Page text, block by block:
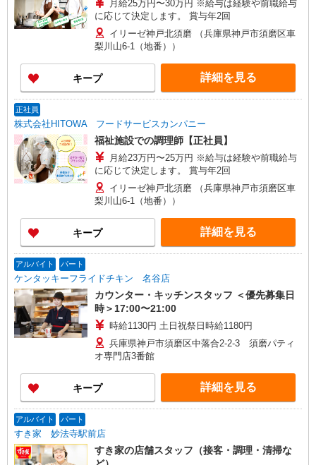
月給25万円〜30万円 ※給与は経験や前職給与
に応じて決定します。 賞与年2回
イリーゼ神戸北須磨 （兵庫県神戸市須磨区車
梨川山6-1（地番））
キープ 詳細を見る
正社員
株式会社HITOWA フードサービスカンパニー
福祉施設での調理師【正社員】
月給23万円〜25万円 ※給与は経験や前職給与
に応じて決定します。 賞与年2回
イリーゼ神戸北須磨 （兵庫県神戸市須磨区車
梨川山6-1（地番））
キープ 詳細を見る
アルバイト パート
ケンタッキーフライドチキン 名谷店
カウンター・キッチンスタッフ ＜優先募集日
時＞17:00〜21:00
時給1130円 土日祝祭日時給1180円
兵庫県神戸市須磨区中落合2-2-3 須磨パティ
オ専門店3番館
キープ 詳細を見る
アルバイト パート
すき家 妙法寺駅前店
すき家の店舗スタッフ（接客・調理・清掃な